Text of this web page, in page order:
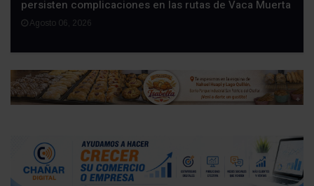
persisten complicaciones en las rutas de Vaca Muerta
Agosto 06, 2026